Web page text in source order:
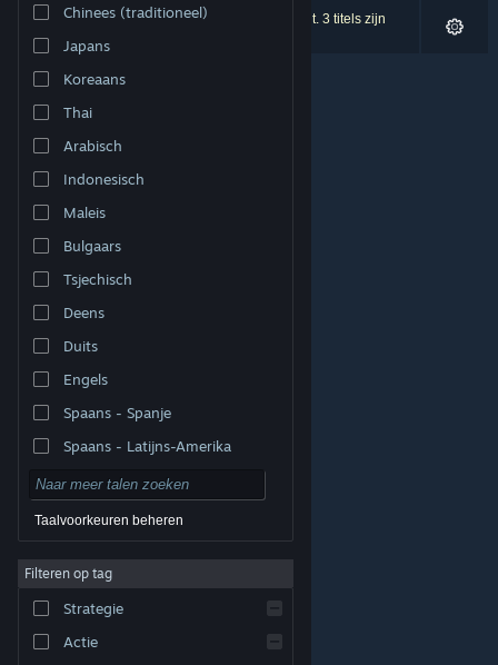
Taal wijzigen
Download de mobiele Steam-app
Desktopwebsite weergeven
© Valve Corporation. Alle rechten voorbehouden. Alle
handelsmerken zijn eigendom van hun respectieve
Privacybeleid|Juridische informatie
Toegankelijkheid
|
Terugbetalingen
Chinees (traditioneel)
Japans
Koreaans
Thai
Arabisch
Indonesisch
Maleis
Bulgaars
Tsjechisch
Deens
Duits
Engels
Spaans - Spanje
Spaans - Latijns-Amerika
Taalvoorkeuren beheren
Filteren op tag
Strategie
Actie
0 resultaten komen overeen met je zoekopdracht. 3 titels zijn
uitgesloten op basis van je voorkeuren.